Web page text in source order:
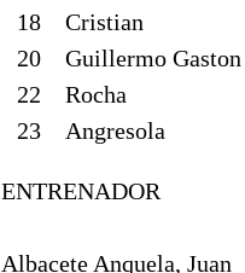
18
Cristian
20
Guillermo Gaston
22
Rocha
23
Angresola
ENTRENADOR
Albacete Anquela, Juan